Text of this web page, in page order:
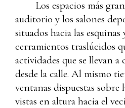
Los espacios más
auditorio y los salones
situados hacia las
cerramientos traslúcidos
actividades que se llevan
desde la calle. Al mismo
ventanas dispuestas
vistas en altura hacia el